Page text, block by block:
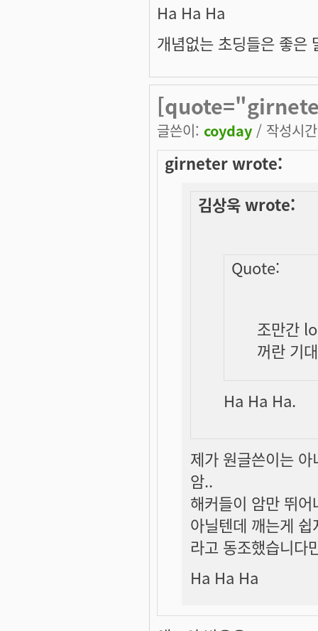
Ha Ha Ha
개념없는 초딩들은 좋은
글쓴이: coyday / 작성시
girneter wrote:
김상욱 wrote:
Quote:
조만간
꺼란 기
Ha Ha Ha.
제가 원글쓴이는
암..
해커들이 암만 뛰
아닐텐데 깨는게
라고 동조했습니다
Ha Ha Ha